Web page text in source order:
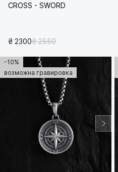
CROSS - SWORD
₴ 2300₴ 2550
-10%
возможна гравировка